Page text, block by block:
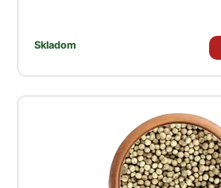
Skladom